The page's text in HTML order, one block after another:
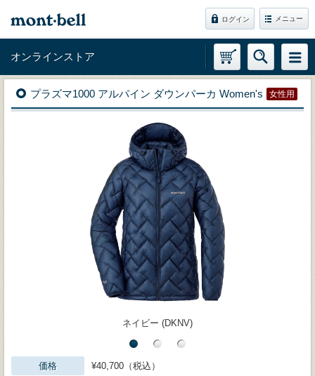
ログイン メニュー
オンラインストア
プラズマ1000 アルパイン ダウンパーカ Women's 女性用
ネイビー (DKNV)
価格 ¥40,700（税込）